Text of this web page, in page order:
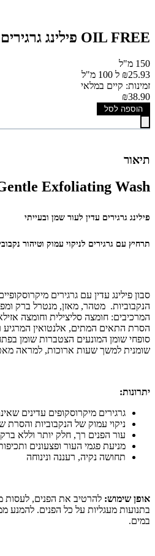
OIL FREE פילינג גרגירים עדין
150 מ"ל
₪25.93 ל 100 מ"ל
זמינות: קיים במלאי
₪38.90
הוספה לסל
תיאור
Exfoliating Wash
פילינג גרגירים עדין לעור שמן ובעייתי
תרחיץ עם גרגירים לניקוי עמוק וטיהור
סבון פילינג עדין עם גרגירים
הנקבוביות. מטהר, מאזן, מנטרל ברק
המרכיבים: חומצה סליצילית וחומצה
הסרת התאים המתים, אלנטואין המרגיע
סופחי שומן המונעים הצטברות שומן
שומנית למשך שעות ארוכות, למראה
יתרונות:
גרגירים מיקרוסקופים עדינים
ניקוי עמוק של הנקבוביות
עור הפנים רך, חלק יותר וללא ברק
מניעת פגמי העור ופצעונים
תחושה נקיה, רעננה ונינוחה
אופן שימוש: להרטיב את הפנים, לעסות
בתנועות מעגליות על כל הפנים. להמנע
במים.